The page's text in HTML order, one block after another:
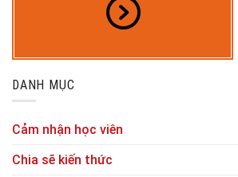
DANH MỤC
Cảm nhận học viên
Chia sẽ kiến thức